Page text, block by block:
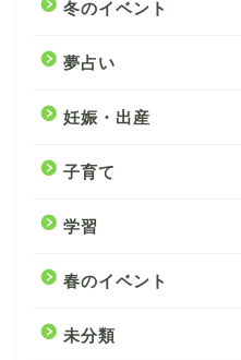
冬のイベント
夢占い
妊娠・出産
子育て
学習
春のイベント
未分類